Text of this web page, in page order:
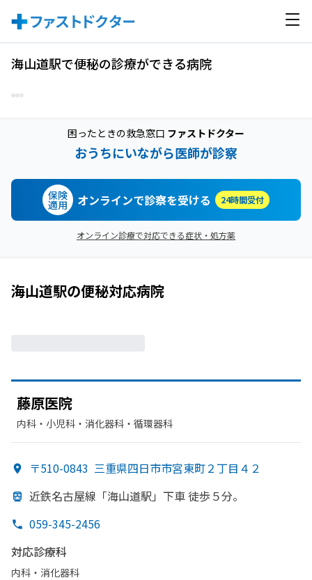
海山道駅で便秘の診療ができる病院
困ったときの救急窓口 ファストドクター
おうちにいながら医師が診察
保険
適用 オンラインで診察を受ける 24時間受付
オンライン診療で対応できる症状・処方薬
海山道駅の便秘対応病院
藤原医院
内科・​小児科・​消化器科・​循環器科
〒510-0843 三重県四日市市宮東町２丁目４２
近鉄名古屋線 「海山道駅」 下車 徒歩５分。
059-345-2456
対応診療科
内科・​消化器科